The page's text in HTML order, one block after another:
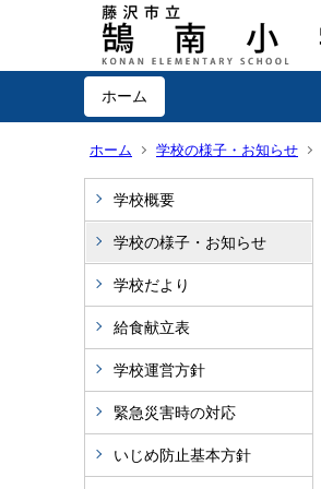
ホーム
ホーム 学校の様子・お知らせ
学校概要
学校の様子・お知らせ
学校だより
給食献立表
学校運営方針
緊急災害時の対応
いじめ防止基本方針